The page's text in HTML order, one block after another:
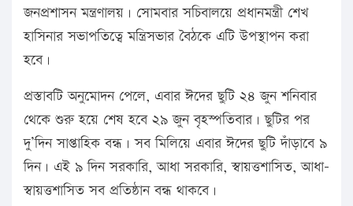
জনপ্রশাসন মন্ত্রণালয়। সোমবার সচিবালয়ে প্রধানমন্ত্রী শেখ
হাসিনার সভাপতিত্বে মন্ত্রিসভার বৈঠকে এটি উপস্থাপন করা
হবে।
প্রস্তাবটি অনুমোদন পেলে, এবার ঈদের ছুটি ২৪ জুন শনিবার
থেকে শুরু হয়ে শেষ হবে ২৯ জুন বৃহস্পতিবার। ছুটির পর
দু’দিন সাপ্তাহিক বন্ধ। সব মিলিয়ে এবার ঈদের ছুটি দাঁড়াবে ৯
দিন। এই ৯ দিন সরকারি, আধা সরকারি, স্বায়ত্তশাসিত, আধা-
স্বায়ত্তশাসিত সব প্রতিষ্ঠান বন্ধ থাকবে।